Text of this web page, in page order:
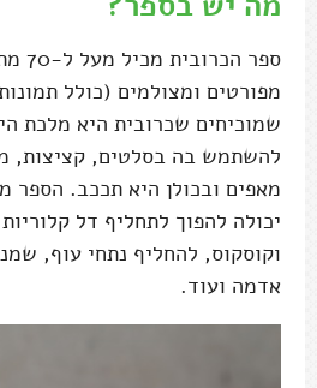
ספר
מפורטים ומצולמים (כולל
שמוכיחים שכרובית היא מלכת
להשתמש בה בסלטים, קציצות,
מאפים ובכולן היא תככב. הספר
יכולה להפוך לתחליף דל
וקוסקוס, להחליף נתחי עוף,
אדמה ועוד.